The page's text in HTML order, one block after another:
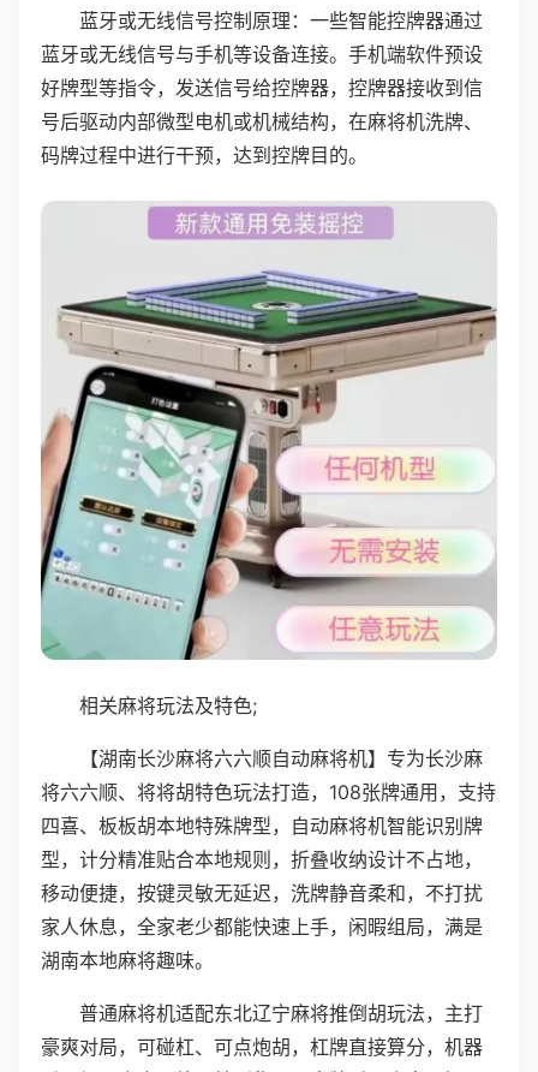
蓝牙或无线信号控制原理：一些智能控牌器通过
蓝牙或无线信号与手机等设备连接。手机端软件预设
好牌型等指令，发送信号给控牌器，控牌器接收到信
号后驱动内部微型电机或机械结构，在麻将机洗牌、
码牌过程中进行干预，达到控牌目的。
相关麻将玩法及特色;
【湖南长沙麻将六六顺自动麻将机】专为长沙麻
将六六顺、将将胡特色玩法打造，108张牌通用，支持
四喜、板板胡本地特殊牌型，自动麻将机智能识别牌
型，计分精准贴合本地规则，折叠收纳设计不占地，
移动便捷，按键灵敏无延迟，洗牌静音柔和，不打扰
家人休息，全家老少都能快速上手，闲暇组局，满是
湖南本地麻将趣味。
普通麻将机适配东北辽宁麻将推倒胡玩法，主打
豪爽对局，可碰杠、可点炮胡，杠牌直接算分，机器